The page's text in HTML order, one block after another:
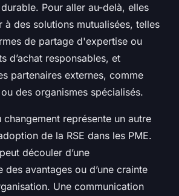
Pour aller au-delà, elles
à des solutions mutualisées, telles
de partage d'expertise ou
d’achat responsables, et
partenaires externes, comme
des organismes spécialisés.
changement représente un autre
de la RSE dans les PME.
découler d’une
des avantages ou d’une crainte
Une communication